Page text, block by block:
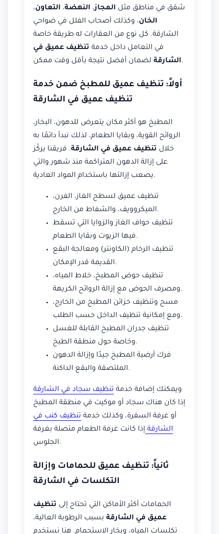
شقق في مناطق مثل المجاز، النهضة، التعاون،
الخان، وكذلك أصحاب الفلل في ضواحي
الشارقة. كل نوع من العقارات له طريقة خاصة
في التعامل داخل خدمة تنظيف عميق في
الشارقةلضمان أفضل نتيجة بأقل وقت ممكن.
أولاً: تنظيف عميق للمطبخ ضمن خدمة
تنظيف عميق في الشارقة
المطبخ هو أكثر مكان يتعرض للدهون، البخار،
الروائح القوية، وبقايا الطعام، لذلك نبدأ دائمًا به
خلال تنظيف عميق في الشارقة. فريقنا يركّز
على إزالة الدهون المتراكمة منذ شهور والتي
يصعب إزالتها باستخدام المواد العادية.
تنظيف عميق لسطح الغاز، الفرن،
الميكروويف، والشفاط من الخارج.
تنظيف حواف الغاز والزوايا التي تسقط
فيها الزيوت وبقايا الطعام.
تنظيف الرخام (الكاونتر) ومعالجة البقع
القديمة قدر الإمكان.
تنظيف حوض المطبخ، خلاط المياه،
ومصرف الحوض مع إزالة الروائح الكريهة.
مسح وتنظيف خزائن المطبخ من الخارج،
ومع إمكانية تنظيف الداخل حسب الطلب.
تنظيف جدران المطبخ القابلة للغسل
وخاصة حول منطقة الطبخ.
فرك أرضية المطبخ جيدًا وإزالة الدهون
الملتصقة والبقع الداكنة.
ويمكنك إضافة خدمة تنظيف سجاد في الشارقة
إذا كان هناك سجاد أو موكيت في منطقة المطبخ
أو غرفة السفرة، وكذلك خدمة تنظيف كنب في
الشارقة إذا كانت غرفة الطعام متصلة بغرفة
الجلوس.
ثانياً: تنظيف عميق للحمامات وإزالة
التكلسات في الشارقة
الحمامات أكثر الأماكن التي تحتاج إلى تنظيف
عميق في الشارقة بسبب الرطوبة العالية،
تكلسات المياه، وبخار الاستحمام. هنا نستخدم